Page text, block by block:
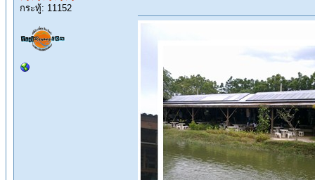
กระทู้: 11152